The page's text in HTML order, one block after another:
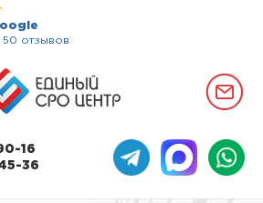
отзывов
16
36